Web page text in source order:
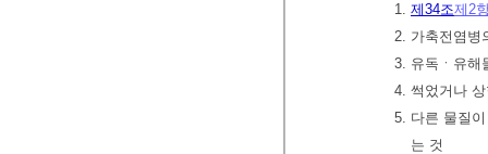
1. 제34조제2
2. 가축전염병
3. 유독ㆍ유해
4. 썩었거나
5. 다른 물질
는 것